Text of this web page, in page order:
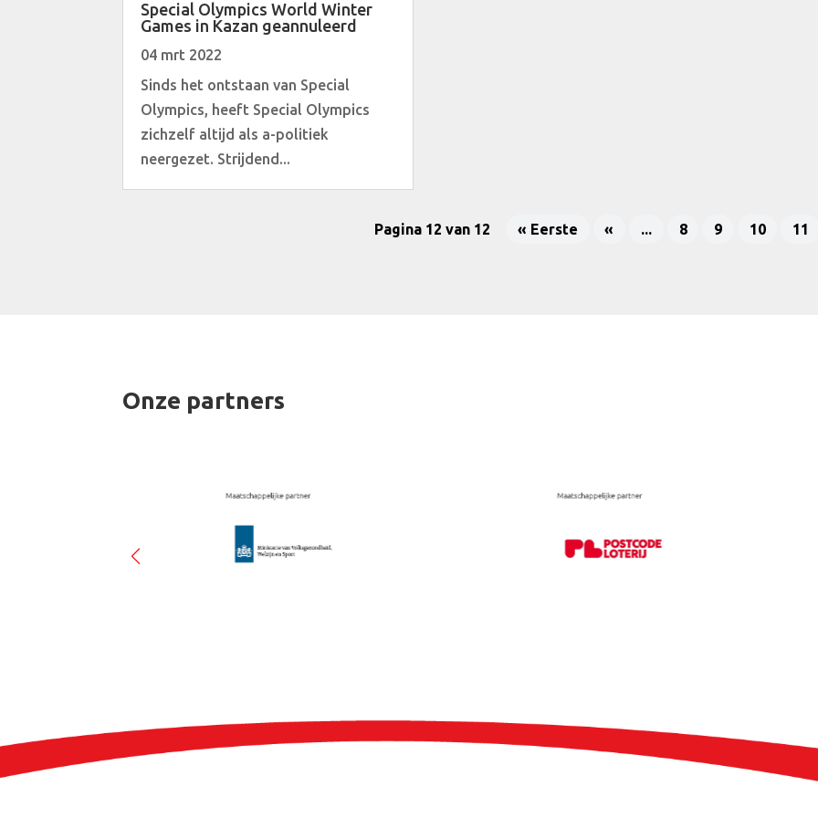
Special Olympics World Winter
Games in Kazan geannuleerd
04 mrt 2022
Sinds het ontstaan van Special
Olympics, heeft Special Olympics
zichzelf altijd als a-politiek
neergezet. Strijdend...
Pagina 12 van 12 « Eerste « ... 8 9 10 11
Onze partners